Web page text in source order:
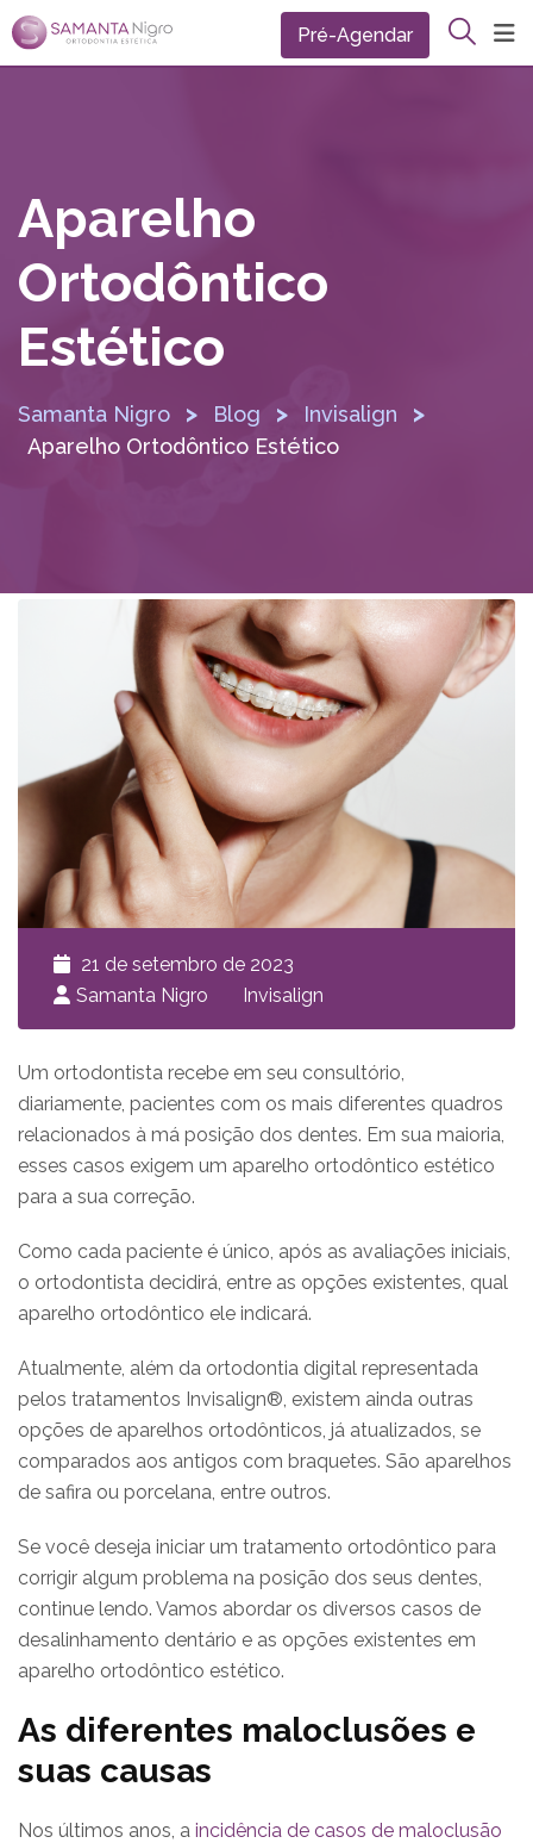
Pré-Agendar
Aparelho
Ortodôntico
Estético
Samanta Nigro > Blog > Invisalign >
Aparelho Ortodôntico Estético
21 de setembro de 2023
Samanta Nigro
Invisalign
Um ortodontista recebe em seu consultório,
diariamente, pacientes com os mais diferentes quadros
relacionados à má posição dos dentes. Em sua maioria,
esses casos exigem um aparelho ortodôntico estético
para a sua correção.
Como cada paciente é único, após as avaliações iniciais,
o ortodontista decidirá, entre as opções existentes, qual
aparelho ortodôntico ele indicará.
Atualmente, além da ortodontia digital representada
pelos tratamentos Invisalign®, existem ainda outras
opções de aparelhos ortodônticos, já atualizados, se
comparados aos antigos com braquetes. São aparelhos
de safira ou porcelana, entre outros.
Se você deseja iniciar um tratamento ortodôntico para
corrigir algum problema na posição dos seus dentes,
continue lendo. Vamos abordar os diversos casos de
desalinhamento dentário e as opções existentes em
aparelho ortodôntico estético.
As diferentes maloclusões e
suas causas
Nos últimos anos, a incidência de casos de maloclusão